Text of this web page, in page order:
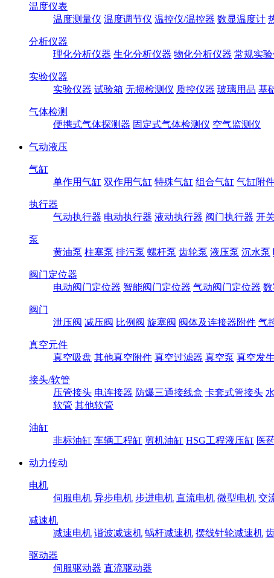
温度仪表
温度测量仪 温度调节仪 温控仪/温控器 数显温度计
分析仪器
理化分析仪器 生化分析仪器 物化分析仪器 常规实
实验仪器
实验仪器 试验箱 无损检测仪 质控仪器 玻璃用品 基
气体检测
便携式气体探测器 固定式气体检测仪 空气监测仪
气动液压
气缸
单作用气缸 双作用气缸 特殊气缸 组合气缸 气缸附
执行器
气动执行器 电动执行器 液动执行器 阀门执行器 开
泵
黄油泵 柱塞泵 排污泵 螺杆泵 齿轮泵 液压泵 沉水泵
阀门定位器
电动阀门定位器 智能阀门定位器 气动阀门定位器
阀门
泄压阀 减压阀 比例阀 旋塞阀 阀体及连接器附件 气
真空元件
真空吸盘 其他真空附件 真空过滤器 真空泵 真空发
接头/软管
压管接头 电连接器 防爆三通接线盒 卡套式管接头
软管 其他软管
油缸
非标油缸 车辆工程缸 剪机油缸 HSG工程液压缸 医
动力传动
电机
伺服电机 异步电机 步进电机 直流电机 微型电机 交
减速机
减速电机 谐波减速机 蜗杆减速机 摆线针轮减速机
驱动器
伺服驱动器 直流驱动器